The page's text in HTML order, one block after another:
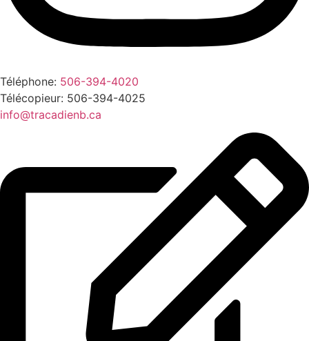
Téléphone: 506-394-4020
Télécopieur: 506-394-4025
info@tracadienb.ca